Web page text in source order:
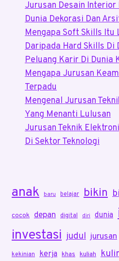
Yang
Bikin
Kagum
Jurusan Desain Interior
Dunia Dekorasi Dan
Mengapa Soft Skills Itu
Daripada Hard Skills Di
Peluang Karir Di Dunia
Mengapa Jurusan
Terpadu
Mengenal Jurusan
Yang Menanti Lulusan
Jurusan Teknik
Di Sektor Teknologi
anak baru belajar bikin
cocok depan digital diri dunia
investasi judul jurusan
kekinian kerja khas kuliah